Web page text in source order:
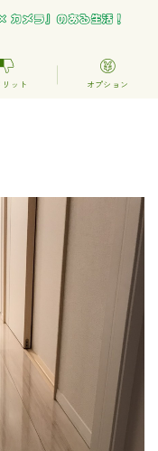
リット オプション